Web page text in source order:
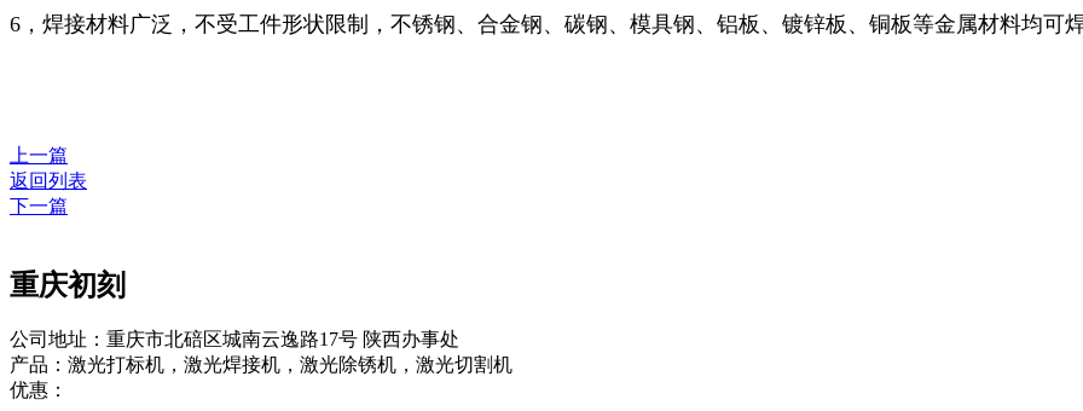
6，焊接材料广泛，不受工件形状限制，不锈钢、合金钢、碳钢、模具钢、铝板、镀锌板、铜板等金属材料均可焊
上一篇
返回列表
下一篇
重庆初刻
公司地址：重庆市北碚区城南云逸路17号 陕西办事处
产品：激光打标机，激光焊接机，激光除锈机，激光切割机
优惠：